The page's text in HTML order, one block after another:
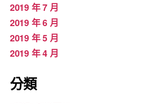
2019 年 7 月
2019 年 6 月
2019 年 5 月
2019 年 4 月
分類